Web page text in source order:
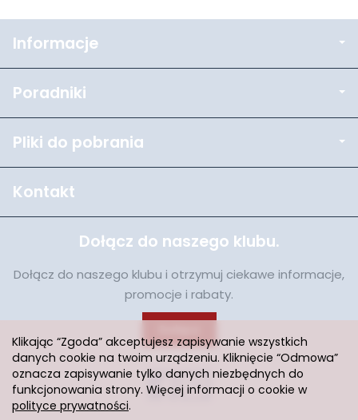
Informacje
Poradniki
Pliki do pobrania
Kontakt
Dołącz do naszego klubu.
Dołącz do naszego klubu i otrzymuj ciekawe informacje,
promocje i rabaty.
Klikając “Zgoda” akceptujesz zapisywanie wszystkich
danych cookie na twoim urządzeniu. Kliknięcie “Odmowa”
oznacza zapisywanie tylko danych niezbędnych do
funkcjonowania strony. Więcej informacji o cookie w
polityce prywatności.